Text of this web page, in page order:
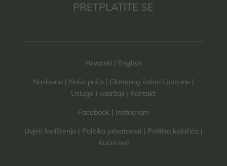
PRETPLATITE SE
Hrvatski / English
Naslovna | Naša priča | Glamping šatori i parcele |
Usluge i sadržaji | Kontakt
Facebook| Instagram
Uvjeti korištenja | Politika privatnosti | Politika kolačića |
Kućni red